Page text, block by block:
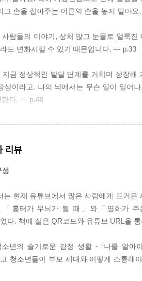
고 손을 잡아주는 어른의 손을 놓지 말아
사람들의 이야기, 상처 많고 눈물로 얼룩
도 변화시킬 수 있기 때문입니다. --- p.33
지금 정상적인 발달 단계를 거치며 성장
상이라고. 나의 뇌에서는 무슨 일이 일어
단다. --- p.46
는 지금 전두엽 확장 공사로 인해 무척
할 이유가 3가지라면, 살아야 할 이유는
람이 필요해. 도움을 청하고 손을 뻗어 잡
사람이, 오늘 갑자기 일상에 싫증을 느
게든 해보려고 도전하고 노력했던 때가
p.127
리뷰
성
는 현재 유튜브에서 많은 사람에게 뜨거
「흉터가 무늬가 될 때」와「영화가
다. 책에 실은 QR코드와 유튜브 URL을
소년의 슬기로운 감정 생활 - “나를 알아
청소년들이 부모 세대와 어떻게 소통해